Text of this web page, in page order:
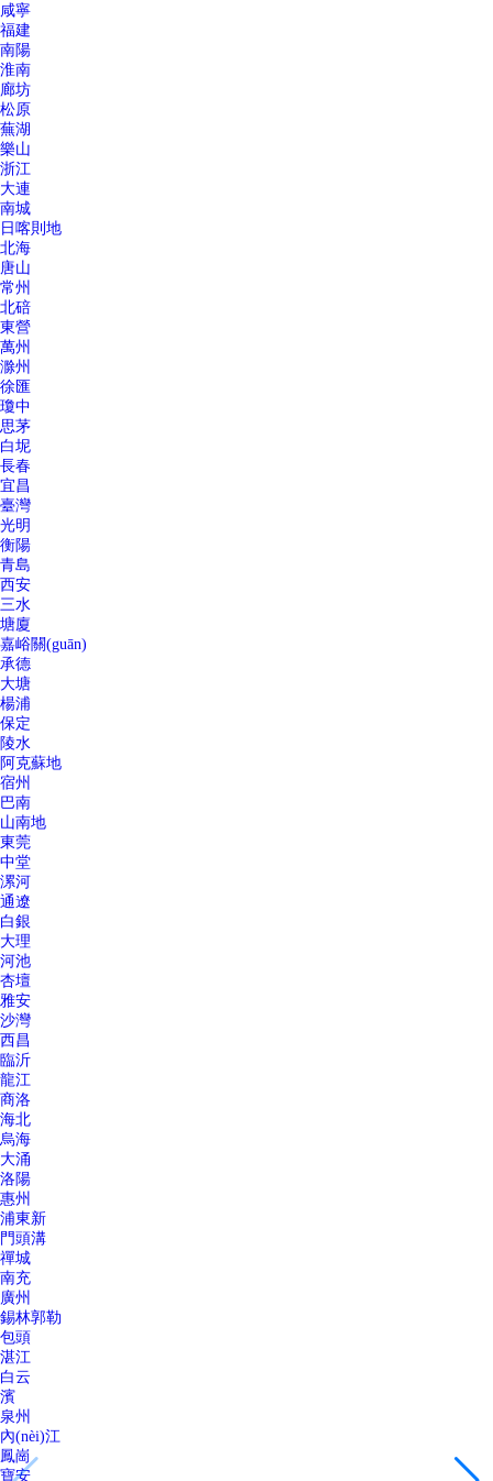
咸寧
福建
南陽
淮南
廊坊
松原
蕪湖
樂山
浙江
大連
南城
日喀則地
北海
唐山
常州
北碚
東營
萬州
滁州
徐匯
瓊中
思茅
白坭
長春
宜昌
臺灣
光明
衡陽
青島
西安
三水
塘廈
嘉峪關(guān)
承德
大塘
楊浦
保定
陵水
阿克蘇地
宿州
巴南
山南地
東莞
中堂
漯河
通遼
白銀
大理
河池
杏壇
雅安
沙灣
西昌
臨沂
龍江
商洛
海北
烏海
大涌
洛陽
惠州
浦東新
門頭溝
禪城
南充
廣州
錫林郭勒
包頭
湛江
白云
濱
泉州
內(nèi)江
鳳崗
寶安